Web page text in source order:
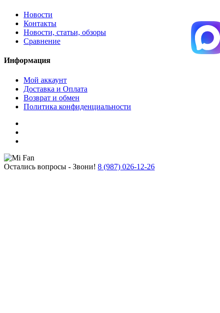
Новости
Контакты
Новости, статьи, обзоры
Сравнение
Информация
Мой аккаунт
Доставка и Оплата
Возврат и обмен
Политика конфиденциальности
Остались вопросы - Звони! 8 (987) 026-12-26